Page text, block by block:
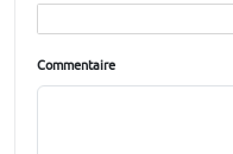
Commentaire